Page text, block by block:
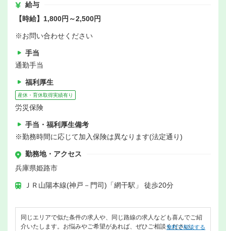
給与
【時給】1,800円～2,500円
※お問い合わせください
手当
通勤手当
福利厚生
産休・育休取得実績有り
労災保険
手当・福利厚生備考
※勤務時間に応じて加入保険は異なります(法定通り)
勤務地・アクセス
兵庫県姫路市
ＪＲ山陽本線(神戸－門司)「網干駅」 徒歩20分
同じエリアで似た条件の求人や、同じ路線の求人なども喜んでご紹
介いたします。お悩みやご希望があれば、ぜひご相談ください。
無料で相談する